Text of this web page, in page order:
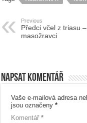
Previous
Předci včel z triasu
masožravci
Napsat komentář
Vaše e-mailová adresa
jsou označeny*
Komentář*